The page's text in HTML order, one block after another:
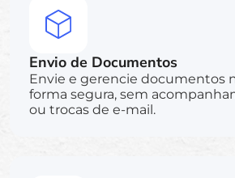
Envio de Documentos
Envie e gerencie documentos
forma segura, sem
ou trocas de e-mail.